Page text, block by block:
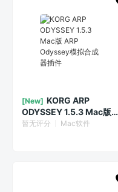
[New] KORG ARP
ODYSSEY 1.5.3 Mac版
ARP Odyssey模拟合成器
暂无评分 Mac软件